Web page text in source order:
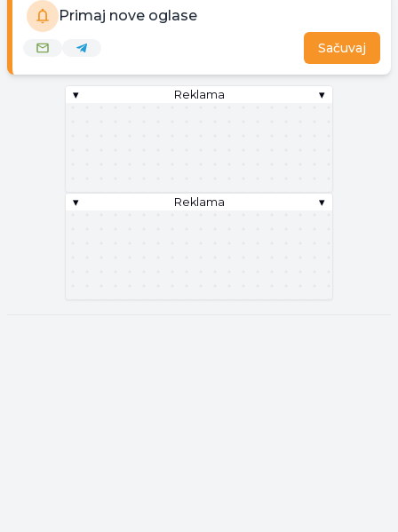
Primaj nove oglase
Sačuvaj
▾ Reklama ▾
▾ Reklama ▾